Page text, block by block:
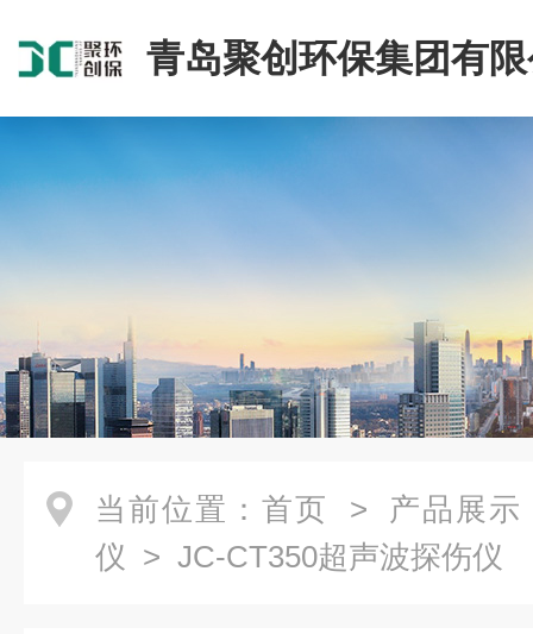
青岛聚创环保集团有
当前位置： 首页 > 产品展示
仪 > JC-CT350超声波探伤仪